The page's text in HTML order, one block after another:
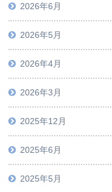
2026年6月
2026年5月
2026年4月
2026年3月
2025年12月
2025年6月
2025年5月